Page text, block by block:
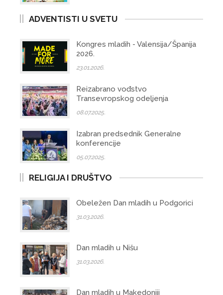
ADVENTISTI U SVETU
Kongres mladih - Valensija/Španija
2026.
23.01.2026.
Reizabrano vođstvo
Transevropskog odeljenja
08.07.2025.
Izabran predsednik Generalne
konferencije
05.07.2025.
RELIGIJA I DRUŠTVO
Obeležen Dan mladih u Podgorici
31.03.2026.
Dan mladih u Nišu
31.03.2026.
Dan mladih u Makedoniji